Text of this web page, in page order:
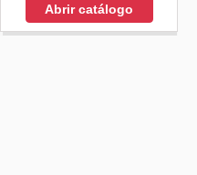
Abrir catálogo